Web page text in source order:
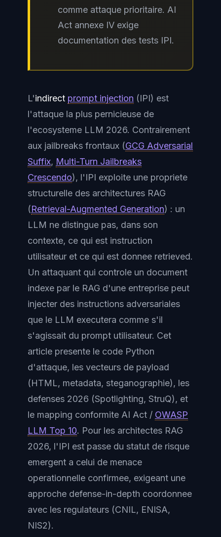
comme attaque prioritaire. AI
Act annexe IV exige
documentation des tests IPI.
L'indirect prompt injection (IPI) est
l'attaque la plus pernicieuse de
l'ecosysteme LLM 2026. Contrairement
aux jailbreaks frontaux (GCG Adversarial
Suffix, Multi-Turn Jailbreaks
Crescendo), l'IPI exploite une propriete
structurelle des architectures RAG
(Retrieval-Augmented Generation) : un
LLM ne distingue pas, dans son
contexte, ce qui est instruction
utilisateur et ce qui est donnee retrieved.
Un attaquant qui controle un document
indexe par le RAG d'une entreprise peut
injecter des instructions adversariales
que le LLM executera comme s'il
s'agissait du prompt utilisateur. Cet
article presente le code Python
d'attaque, les vecteurs de payload
(HTML, metadata, steganographie), les
defenses 2026 (Spotlighting, StruQ), et
le mapping conformite AI Act / OWASP
LLM Top 10. Pour les architectes RAG
2026, l'IPI est passe du statut de risque
emergent a celui de menace
operationnelle confirmee, exigeant une
approche defense-in-depth coordonnee
avec les regulateurs (CNIL, ENISA,
NIS2).